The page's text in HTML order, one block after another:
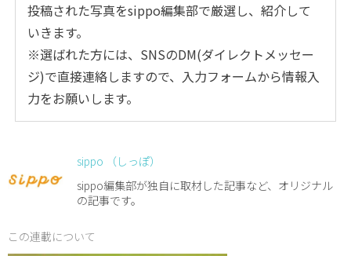
投稿された写真をsippo編集部で厳選し、紹介して
いきます。
※選ばれた方には、SNSのDM(ダイレクトメッセー
ジ)で直接連絡しますので、入力フォームから情報入
力をお願いします。
sippo （しっぽ）
sippo編集部が独自に取材した記事など、オリジナル
の記事です。
この連載について